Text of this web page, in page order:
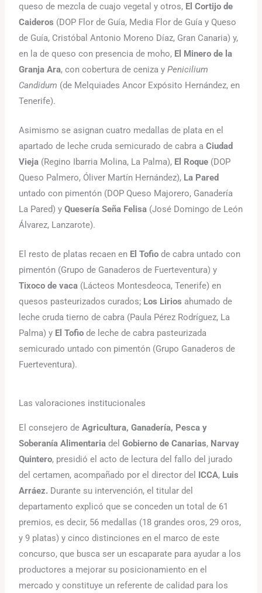
queso de mezcla de cuajo vegetal y otros, El Cortijo de
Caideros (DOP Flor de Guía, Media Flor de Guía y Queso
de Guía, Cristóbal Antonio Moreno Díaz, Gran Canaria) y,
en la de queso con presencia de moho, El Minero de la
Granja Ara, con cobertura de ceniza yPenicilium
Candidum (de Melquiades Ancor Expósito Hernández, en
Tenerife).
Asimismo se asignan cuatro medallas de plata en el
apartado de leche cruda semicurado de cabra aCiudad
Vieja (Regino Ibarria Molina, La Palma), El Roque (DOP
Queso Palmero, Óliver Martín Hernández), La Pared
untado con pimentón (DOP Queso Majorero, Ganadería
La Pared) yQuesería Seña Felisa (José Domingo de León
Álvarez, Lanzarote).
El resto de platas recaen en El Tofio de cabra untado con
pimentón (Grupo de Ganaderos de Fuerteventura) y
Tixoco de vaca (Lácteos Montesdeoca, Tenerife) en
quesos pasteurizados curados; Los Lirios ahumado de
leche cruda tierno de cabra (Paula Pérez Rodríguez, La
Palma) y El Tofio de leche de cabra pasteurizada
semicurado untado con pimentón (Grupo Ganaderos de
Fuerteventura).
Las valoraciones institucionales
El consejero deAgricultura, Ganadería, Pesca y
Soberanía Alimentaria delGobierno de Canarias, Narvay
Quintero, presidió el acto de lectura del fallo del jurado
del certamen, acompañado por el director del ICCA, Luis
Arráez. Durante su intervención, el titular del
departamento explicó que se conceden un total de 61
premios, es decir, 56 medallas (18 grandes oros, 29 oros,
y 9 platas) y cinco distinciones en el marco de este
concurso, que busca ser un escaparate para ayudar a los
productores a mejorar su posicionamiento en el
mercado y constituye un referente de calidad para los